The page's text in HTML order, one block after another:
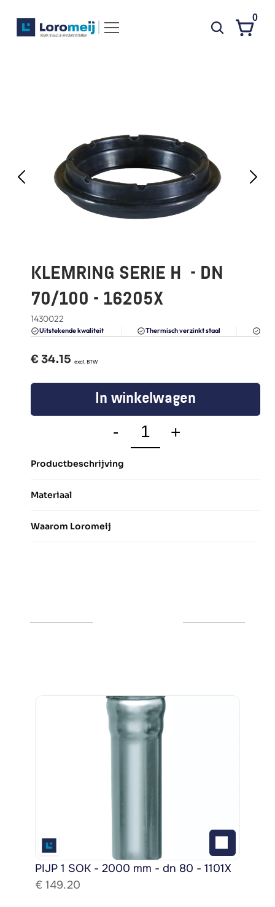
Poedercoaten
Over ons
Waarom Loromeij
FAQ
Blogs
0
KLEMRING SERIE H  - DN
70/100 - 16205X
1430022
Uitstekende kwaliteit Thermisch verzinkt staal
€ 34.15
  excl. BTW
In winkelwagen
- +
Productbeschrijving
Materiaal
Waarom Loromeij
PIJP 1 SOK - 2000 mm - dn 80 - 1101X
€ 149.20